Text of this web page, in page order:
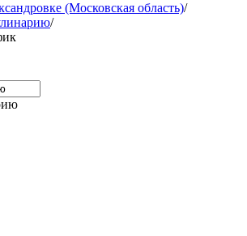
(Московская область)/
/